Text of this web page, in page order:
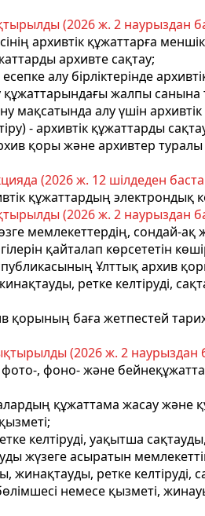
(2026 ж. 2 наурыздан
архивтік құжаттарға
архивте сақтау;
алу бірліктерінде
жалпы санына
алу үшiн архивтік
- архивтік құжаттарды
қоры және архивтер
(2026 ж. 12 шілдеден
құжаттардың
(2026 ж. 2 наурыздан
мемлекеттердің, сондай-ақ
қайталап көрсететін
Ұлттық архив
ретке келтіруді,
қорының баға жетпестей
(2026 ж. 2 наурыздан
, фоно- және
құжаттама жасау және
келтіруді, уақытша
жүзеге асыратын
жинақтауды, ретке
немесе қызметі,